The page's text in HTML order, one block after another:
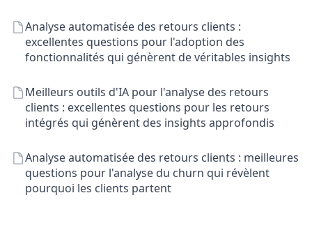
Analyse automatisée des retours clients :
excellentes questions pour l'adoption des
fonctionnalités qui génèrent de véritables insights
Meilleurs outils d'IA pour l'analyse des retours
clients : excellentes questions pour les retours
intégrés qui génèrent des insights approfondis
Analyse automatisée des retours clients : meilleures
questions pour l'analyse du churn qui révèlent
pourquoi les clients partent